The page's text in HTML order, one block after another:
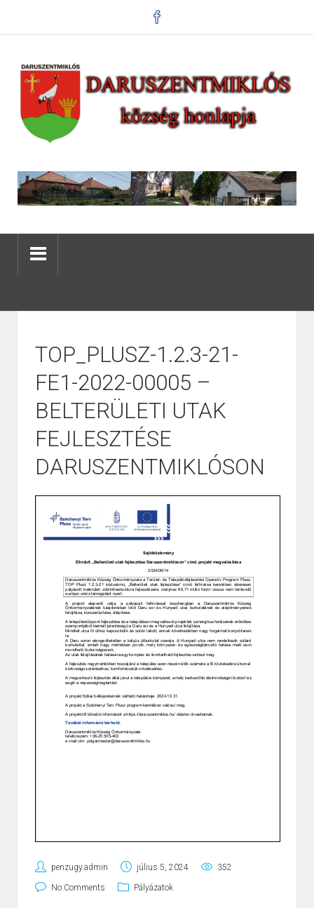
TOP_PLUSZ-1.2.3-21-
FE1-2022-00005 –
BELTERÜLETI UTAK
FEJLESZTÉSE
DARUSZENTMIKLÓSON
penzugy.admin július 5, 2024 352
No Comments Pályázatok